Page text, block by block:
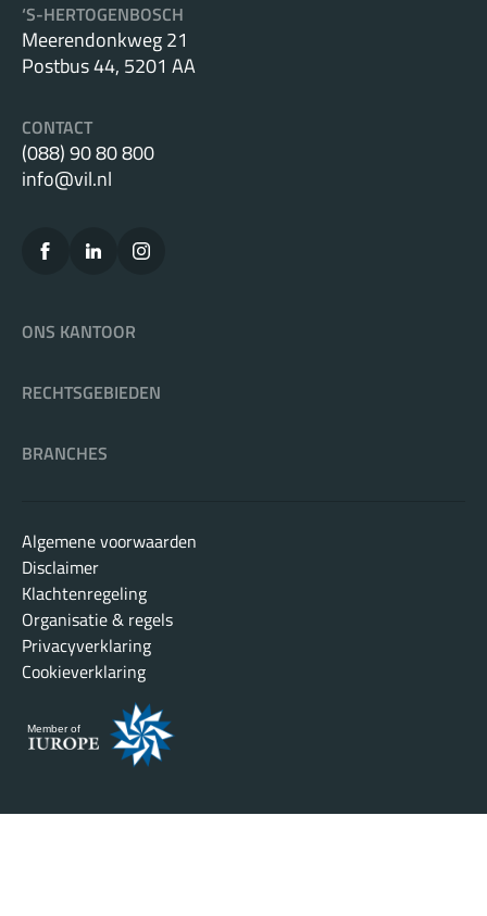
‘S-HERTOGENBOSCH
Meerendonkweg 21
Postbus 44, 5201 AA
CONTACT
(088) 90 80 800
info@vil.nl
ONS KANTOOR
RECHTSGEBIEDEN
BRANCHES
Algemene voorwaarden
Disclaimer
Klachtenregeling
Organisatie & regels
Privacyverklaring
Cookieverklaring
Member of